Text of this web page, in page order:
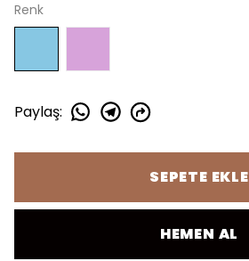
Renk
Paylaş:
SEPETE EKLE
HEMEN AL